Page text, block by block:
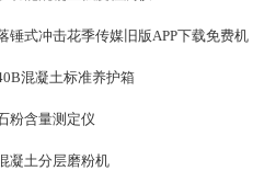
锤式冲击花季传媒旧版APP下载免费机
混凝土标准养护箱
粉含量测定仪
凝土分层磨粉机